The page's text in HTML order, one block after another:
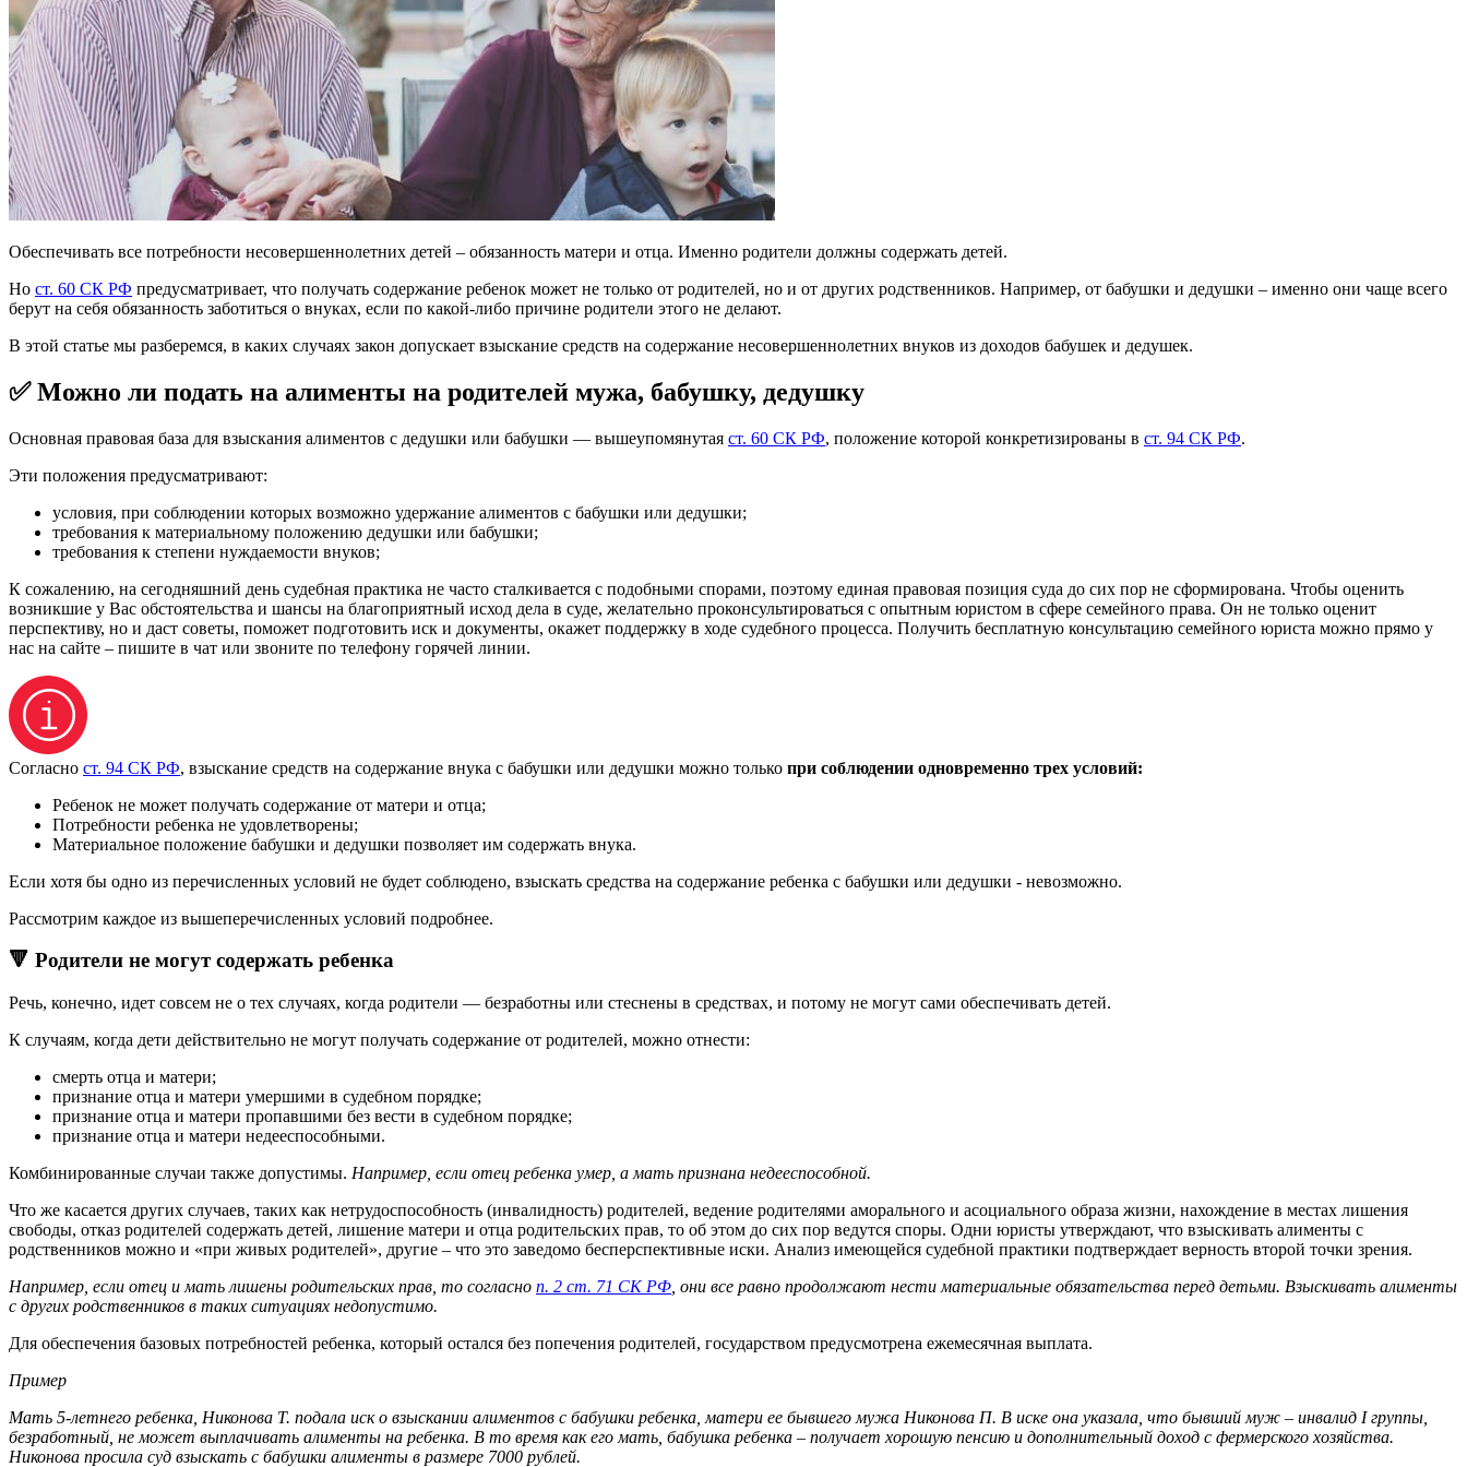
Обеспечивать все потребности несовершеннолетних детей – обязанность матери и отца. Именно родители должны содержать детей.
Но ст. 60 СК РФ предусматривает, что получать содержание ребенок может не только от родителей, но и от других родственников. Например, от бабушки и дедушки – именно они чаще всего
берут на себя обязанность заботиться о внуках, если по какой-либо причине родители этого не делают.
В этой статье мы разберемся, в каких случаях закон допускает взыскание средств на содержание несовершеннолетних внуков из доходов бабушек и дедушек.
✅ Можно ли подать на алименты на родителей мужа, бабушку, дедушку
Основная правовая база для взыскания алиментов с дедушки или бабушки — вышеупомянутая ст. 60 СК РФ, положение которой конкретизированы в ст. 94 СК РФ.
Эти положения предусматривают:
условия, при соблюдении которых возможно удержание алиментов с бабушки или дедушки;
требования к материальному положению дедушки или бабушки;
требования к степени нуждаемости внуков;
К сожалению, на сегодняшний день судебная практика не часто сталкивается с подобными спорами, поэтому единая правовая позиция суда до сих пор не сформирована. Чтобы оценить
возникшие у Вас обстоятельства и шансы на благоприятный исход дела в суде, желательно проконсультироваться с опытным юристом в сфере семейного права. Он не только оценит
перспективу, но и даст советы, поможет подготовить иск и документы, окажет поддержку в ходе судебного процесса. Получить бесплатную консультацию семейного юриста можно прямо у
нас на сайте – пишите в чат или звоните по телефону горячей линии.
Согласно ст. 94 СК РФ, взыскание средств на содержание внука с бабушки или дедушки можно только при соблюдении одновременно трех условий:
Ребенок не может получать содержание от матери и отца;
Потребности ребенка не удовлетворены;
Материальное положение бабушки и дедушки позволяет им содержать внука.
Если хотя бы одно из перечисленных условий не будет соблюдено, взыскать средства на содержание ребенка с бабушки или дедушки - невозможно.
Рассмотрим каждое из вышеперечисленных условий подробнее.
🔻 Родители не могут содержать ребенка
Речь, конечно, идет совсем не о тех случаях, когда родители — безработны или стеснены в средствах, и потому не могут сами обеспечивать детей.
К случаям, когда дети действительно не могут получать содержание от родителей, можно отнести:
смерть отца и матери;
признание отца и матери умершими в судебном порядке;
признание отца и матери пропавшими без вести в судебном порядке;
признание отца и матери недееспособными.
Комбинированные случаи также допустимы. Например, если отец ребенка умер, а мать признана недееспособной.
Что же касается других случаев, таких как нетрудоспособность (инвалидность) родителей, ведение родителями аморального и асоциального образа жизни, нахождение в местах лишения
свободы, отказ родителей содержать детей, лишение матери и отца родительских прав, то об этом до сих пор ведутся споры. Одни юристы утверждают, что взыскивать алименты с
родственников можно и «при живых родителей», другие – что это заведомо бесперспективные иски. Анализ имеющейся судебной практики подтверждает верность второй точки зрения.
Например, если отец и мать лишены родительских прав, то согласно п. 2 ст. 71 СК РФ , они все равно продолжают нести материальные обязательства перед детьми. Взыскивать алименты
с других родственников в таких ситуациях недопустимо.
Для обеспечения базовых потребностей ребенка, который остался без попечения родителей, государством предусмотрена ежемесячная выплата.
Пример
Мать 5-летнего ребенка, Никонова Т. подала иск о взыскании алиментов с бабушки ребенка, матери ее бывшего мужа Никонова П. В иске она указала, что бывший муж – инвалид I группы,
безработный, не может выплачивать алименты на ребенка. В то время как его мать, бабушка ребенка – получает хорошую пенсию и дополнительный доход с фермерского хозяйства.
Никонова просила суд взыскать с бабушки алименты в размере 7000 рублей.